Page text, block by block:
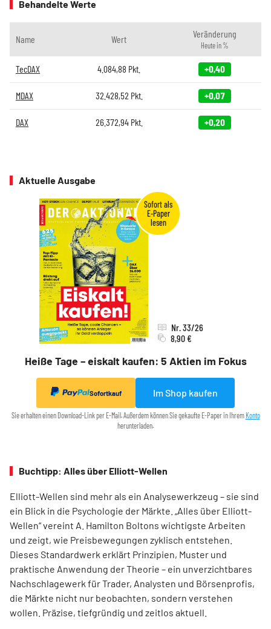
Behandelte Werte
Name Wert Veränderung
Heute in %
TecDAX 4.084,88 Pkt. +0,40
MDAX 32.428,52 Pkt. +0,07
DAX 26.372,94Pkt. +0,20
Aktuelle Ausgabe
Heiße Tage – eiskalt kaufen: 5 Aktien im Fokus
Nr. 33/26
8,90 €
Sofortkauf Im Shop kaufen
Sie erhalten einen Download-Link per E-Mail. Außerdem können Sie gekaufte E-Paper in Ihrem Konto
herunterladen.
Buchtipp: Alles über Elliott-Wellen
Elliott-Wellen sind mehr als ein Analysewerkzeug – sie sind
ein Blick in die Psychologie der Märkte. „Alles über Elliott-
Wellen“ vereint A. Hamilton Boltons wichtigste Arbeiten
und zeigt, wie Preisbewegungen zyklisch entstehen.
Dieses Standardwerk erklärt Prinzipien, Muster und
praktische Anwendung der Theorie – ein unverzichtbares
Nachschlagewerk für Trader, Analysten und Börsenprofis,
die Märkte nicht nur beobachten, sondern verstehen
wollen. Präzise, tiefgründig und zeitlos aktuell.